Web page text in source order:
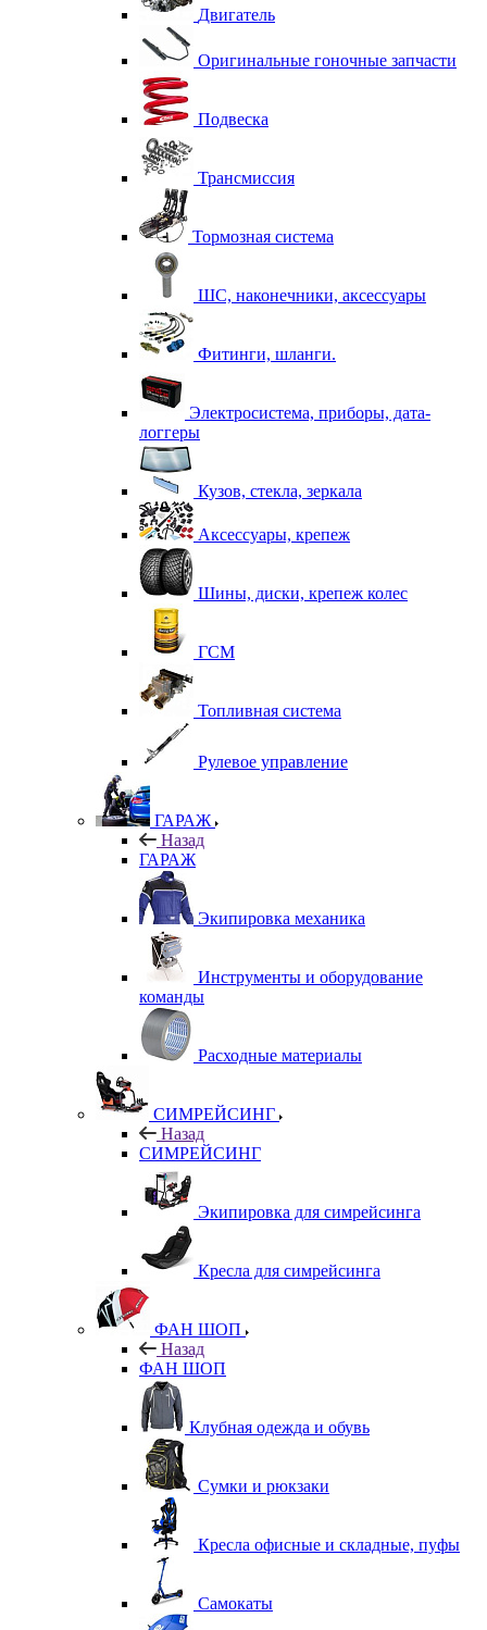
Двигатель
Оригинальные гоночные запчасти
Подвеска
Трансмиссия
Тормозная система
ШС, наконечники, аксессуары
Фитинги, шланги.
Электросистема, приборы, дата-
логгеры
Кузов, стекла, зеркала
Аксессуары, крепеж
Шины, диски, крепеж колес
ГСМ
Топливная система
Рулевое управление
ГАРАЖ
Назад
ГАРАЖ
Экипировка механика
Инструменты и оборудование
команды
Расходные материалы
СИМРЕЙСИНГ
Назад
СИМРЕЙСИНГ
Экипировка для симрейсинга
Кресла для симрейсинга
ФАН ШОП
Назад
ФАН ШОП
Клубная одежда и обувь
Сумки и рюкзаки
Кресла офисные и складные, пуфы
Самокаты